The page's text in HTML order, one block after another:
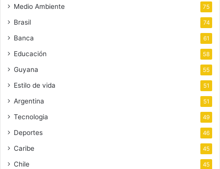
Medio Ambiente 75
Brasil 74
Banca 61
Educación 58
Guyana 55
Estilo de vida 51
Argentina 51
Tecnologia 49
Deportes 46
Caribe 45
Chile 45